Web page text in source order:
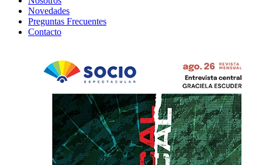
Novedades
Preguntas Frecuentes
Contacto